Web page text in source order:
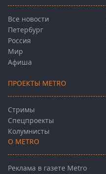
Все новости
Петербург
Россия
Мир
Афиша
ПРОЕКТЫ METRO
Стримы
Спецпроекты
Колумнисты
О METRO
Реклама в газете Metro